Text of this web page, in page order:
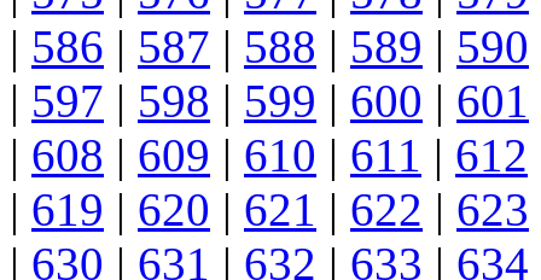
| 586 | 587 | 588 | 589 | 590
| 597 | 598 | 599 | 600 | 601
| 608 | 609 | 610 | 611 | 612
| 619 | 620 | 621 | 622 | 623
| 630 | 631 | 632 | 633 | 634